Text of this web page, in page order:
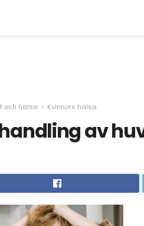
och hälsa Kvinnors hälsa
av